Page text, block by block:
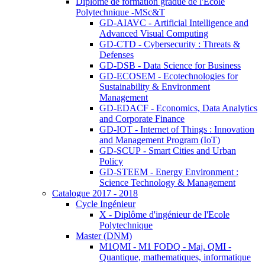
Polytechnique -MSc&T
GD-AIAVC - Artificial Intelligence and
Advanced Visual Computing
GD-CTD - Cybersecurity : Threats &
Defenses
GD-DSB - Data Science for Business
GD-ECOSEM - Ecotechnologies for
Sustainability & Environment
Management
GD-EDACF - Economics, Data Analytics
and Corporate Finance
GD-IOT - Internet of Things : Innovation
and Management Program (IoT)
GD-SCUP - Smart Cities and Urban
Policy
GD-STEEM - Energy Environment :
Science Technology & Management
Catalogue 2017 - 2018
Cycle Ingénieur
X - Diplôme d'ingénieur de l'Ecole
Polytechnique
Master (DNM)
M1QMI - M1 FODQ - Maj. QMI -
Quantique, mathematiques, informatique